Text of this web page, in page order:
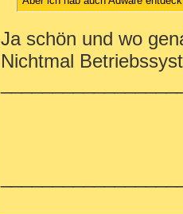
Ja schön und wo
Nichtmal